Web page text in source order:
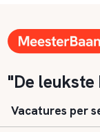
"De leukste
Vacatures per